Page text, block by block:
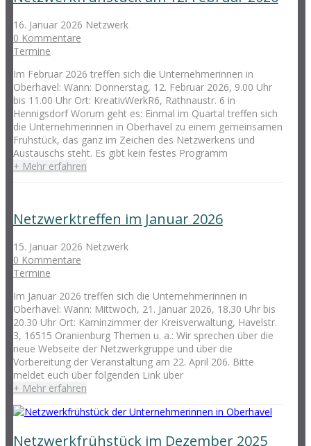
16. Januar 2026 Netzwerk
0 Kommentare
Termine
Im Februar 2026 treffen sich die Unternehmerinnen in
Oberhavel: Wann: Donnerstag, 12. Februar 2026, 9.00 Uhr
bis 11.00 Uhr Ort: KreativWerkR6, Rathnaustr. 6 in
Hennigsdorf Worum geht es: Einmal im Quartal treffen sich
die Unternehmerinnen in Oberhavel zu einem gemeinsamen
Frühstück, das ganz im Zeichen des Netzwerkens und
Austauschs steht. Es gibt kein festes Programm
+ Mehr erfahren
Netzwerktreffen im Januar 2026
15. Januar 2026 Netzwerk
0 Kommentare
Termine
Im Januar 2026 treffen sich die Unternehmerinnen in
Oberhavel: Wann: Mittwoch, 21. Januar 2026, 18.30 Uhr bis
20.30 Uhr Ort: Kaminzimmer der Kreisverwaltung, Havelstr.
3, 16515 Oranienburg Themen u. a.: Wir sprechen über die
neue Webseite der Netzwerkgruppe und über die
Vorbereitung der Veranstaltung am 22. April 206. Bitte
meldet euch über folgenden Link über
+ Mehr erfahren
Netzwerkfrühstück im Dezember 2025